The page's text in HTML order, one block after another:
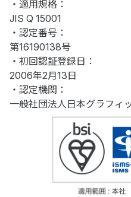
・適用規格：
JIS Q 15001
・認定番号：
第16190138号
・初回認証登録日：
2006年2月13日
・認定機関：
一般社団法人日本グラフィ